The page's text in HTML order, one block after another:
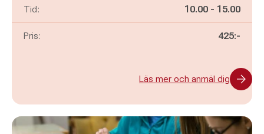
Tid: Pågår mellan
10.00 - och
15.00
Pris: 425:-
Läs mer och anmäl dig